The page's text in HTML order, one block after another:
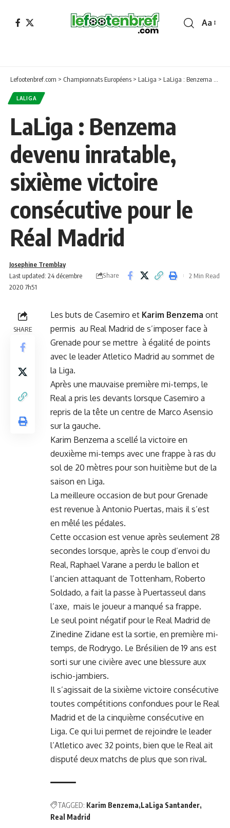
Font
Aa
Lefootenbref.com > Championnats Européens > LaLiga > LaLiga : Benzema devenu inratable, sixième victoire consécutive pour le Réal Madrid
LALIGA
LaLiga : Benzema
devenu inratable,
sixième victoire
consécutive pour le
Réal Madrid
Last updated: 24 décembre
2020 7h51
Josephine Tremblay
Share
2 Min Read
SHARE
Les buts de Casemiro et Karim Benzema ont
permis au Real Madrid de s’imposer face à
Grenade pour se mettre à égalité de points
avec le leader Atletico Madrid au sommet de
la Liga.
Après une mauvaise première mi-temps, le
Real a pris les devants lorsque Casemiro a
repris de la tête un centre de Marco Asensio
sur la gauche.
Karim Benzema a scellé la victoire en
deuxième mi-temps avec une frappe à ras du
sol de 20 mètres pour son huitième but de la
saison en Liga.
La meilleure occasion de but pour Grenade
est revenue à Antonio Puertas, mais il s’est
en mêlé les pédales.
Cette occasion est venue après seulement 28
secondes lorsque, après le coup d’envoi du
Real, Raphael Varane a perdu le ballon et
l’ancien attaquant de Tottenham, Roberto
Soldado, a fait la passe à Puertasseul dans
l’axe, mais le joueur a manqué sa frappe.
Le seul point négatif pour le Real Madrid de
Zinedine Zidane est la sortie, en première mi-
temps, de Rodrygo. Le Brésilien de 19 ans est
sorti sur une civière avec une blessure aux
ischio-jambiers.
Il s’agissait de la sixième victoire consécutive
toutes compétitions confondues pour le Real
Madrid et de la cinquième consécutive en
Liga. Ce qui lui permet de rejoindre le leader
l’Atletico avec 32 points, bien que le Real ait
disputé deux matchs de plus que son rival.
TAGGED: Karim Benzema LaLiga Santander
Real Madrid